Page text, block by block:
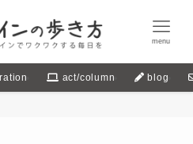
menu
act/column blog